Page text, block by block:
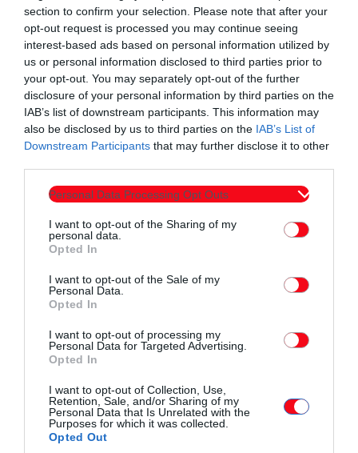
section to confirm your selection. Please note that after your
opt-out request is processed you may continue seeing
interest-based ads based on personal information utilized by
us or personal information disclosed to third parties prior to
your opt-out. You may separately opt-out of the further
disclosure of your personal information by third parties on the
IAB’s list of downstream participants. This information may
also be disclosed by us to third parties on the IAB’s List of
Downstream Participants that may further disclose it to other
Personal Data Processing Opt Outs
I want to opt-out of the Sharing of my
personal data.
Opted In
I want to opt-out of the Sale of my
Personal Data.
Opted In
I want to opt-out of processing my
Personal Data for Targeted Advertising.
Opted In
I want to opt-out of Collection, Use,
Retention, Sale, and/or Sharing of my
Personal Data that Is Unrelated with the
Purposes for which it was collected.
Opted Out
Συντάχθηκε από:
email
Σχετικά άρθρα